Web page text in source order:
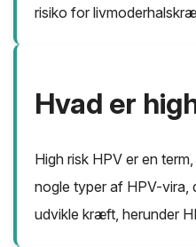
risiko for
Hvad er
High risk HPV er en
nogle typer af HPV-vira,
udvikle kræft, herunder